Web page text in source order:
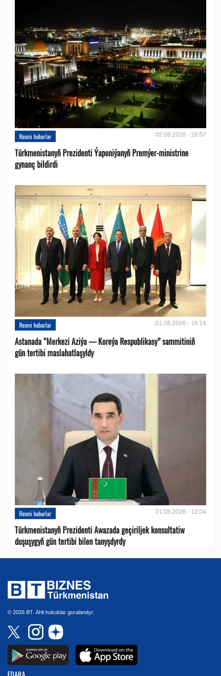
Resmi habarlar 02.08.2026 - 16:57
Türkmenistanyň Prezidenti Ýaponiýanyň Premýer-ministrine
gynanç bildirdi
Resmi habarlar 01.08.2026 - 14:14
Astanada “Merkezi Aziýa — Koreýa Respublikasy” sammitiniň
gün tertibi maslahatlaşyldy
Resmi habarlar 01.08.2026 - 12:04
Türkmenistanyň Prezidenti Awazada geçiriljek konsultatiw
duşuşygyň gün tertibi bilen tanyşdyrdy
© 2026 BT. Ähli hukuklar goralandyr.
EDARA